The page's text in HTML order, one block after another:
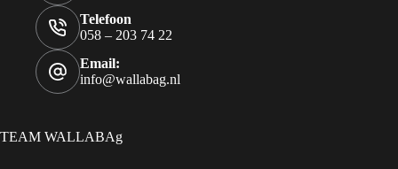
Telefoon
058 – 203 74 22
Email:
info@wallabag.nl
TEAM WALLABAg